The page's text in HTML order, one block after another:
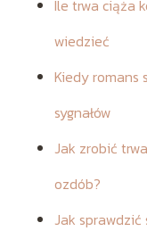
Ile trwa ciąża
wiedzieć
Kiedy romans
sygnałów
Jak zrobić
ozdób?
Jak